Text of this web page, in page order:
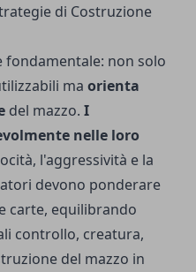
di Costruzione
fondamentale: non solo
ma orienta
del mazzo. I
nelle loro
l'aggressività e la
devono ponderare
carte, equilibrando
controllo, creatura,
del mazzo in